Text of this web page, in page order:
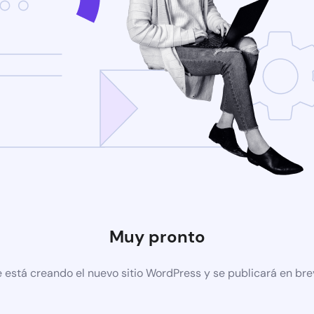
Muy pronto
está creando el nuevo sitio WordPress y se publicará en